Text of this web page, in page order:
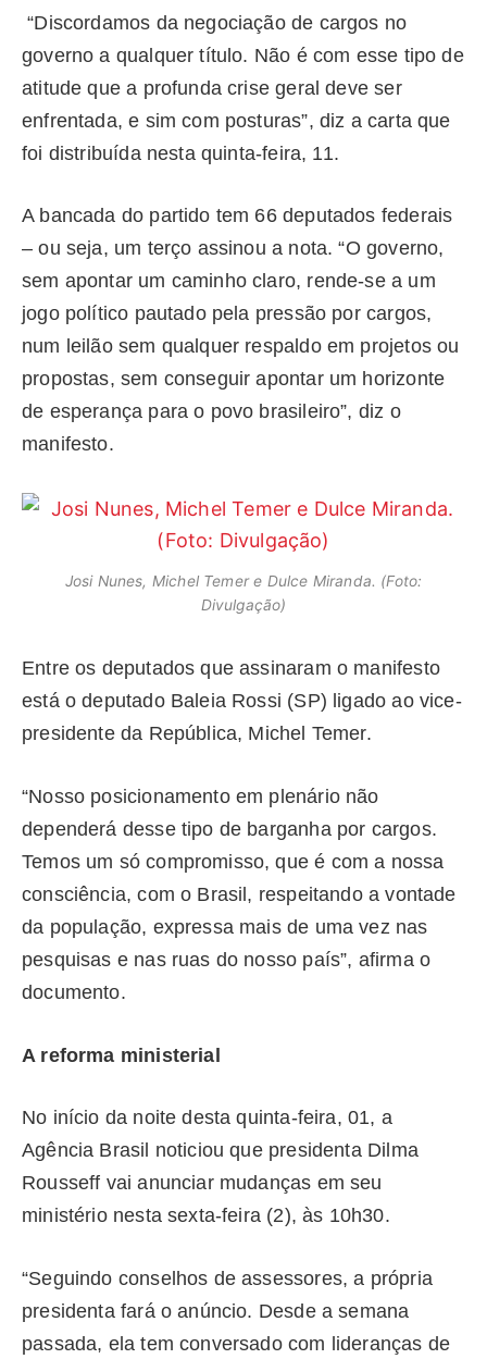
“Discordamos da negociação de cargos no
governo a qualquer título. Não é com esse tipo de
atitude que a profunda crise geral deve ser
enfrentada, e sim com posturas”, diz a carta que
foi distribuída nesta quinta-feira, 11.
A bancada do partido tem 66 deputados federais
– ou seja, um terço assinou a nota. “O governo,
sem apontar um caminho claro, rende-se a um
jogo político pautado pela pressão por cargos,
num leilão sem qualquer respaldo em projetos ou
propostas, sem conseguir apontar um horizonte
de esperança para o povo brasileiro”, diz o
manifesto.
Josi Nunes, Michel Temer e Dulce Miranda. (Foto:
Divulgação)
Entre os deputados que assinaram o manifesto
está o deputado Baleia Rossi (SP) ligado ao vice-
presidente da República, Michel Temer.
“Nosso posicionamento em plenário não
dependerá desse tipo de barganha por cargos.
Temos um só compromisso, que é com a nossa
consciência, com o Brasil, respeitando a vontade
da população, expressa mais de uma vez nas
pesquisas e nas ruas do nosso país”, afirma o
documento.
A reforma ministerial
No início da noite desta quinta-feira, 01, a
Agência Brasil noticiou que presidenta Dilma
Rousseff vai anunciar mudanças em seu
ministério nesta sexta-feira (2), às 10h30.
“Seguindo conselhos de assessores, a própria
presidenta fará o anúncio. Desde a semana
passada, ela tem conversado com lideranças de